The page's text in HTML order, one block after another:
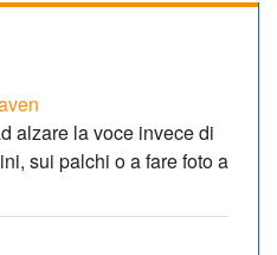
alzare la voce invece di
sui palchi o a fare foto a